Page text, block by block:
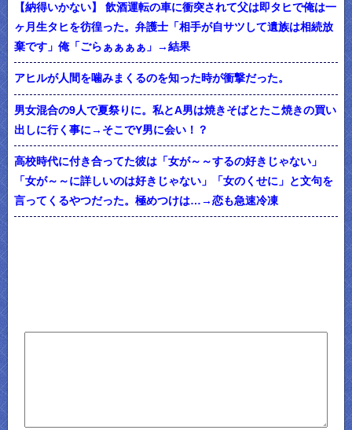
【納得いかない】 飲酒運転の車に衝突されて父は即タヒで俺は一
ヶ月生タヒを彷徨った。弁護士「相手が自サツして遺族は相続放
棄です」俺「ごらぁぁぁぁ」→結果
アヒルが人間を噛みまくるのを知った時が衝撃だった。
男女混合の9人で夏祭りに。私とA男は焼きそばとたこ焼きの買い
出しに行く事に→そこでY男に会い！？
高校時代に付き合ってた彼は「女が～～するの好きじゃない」
「女が～～に詳しいのは好きじゃない」「女のくせに」と文句を
言ってくるやつだった。極めつけは…→恋も急速冷凍